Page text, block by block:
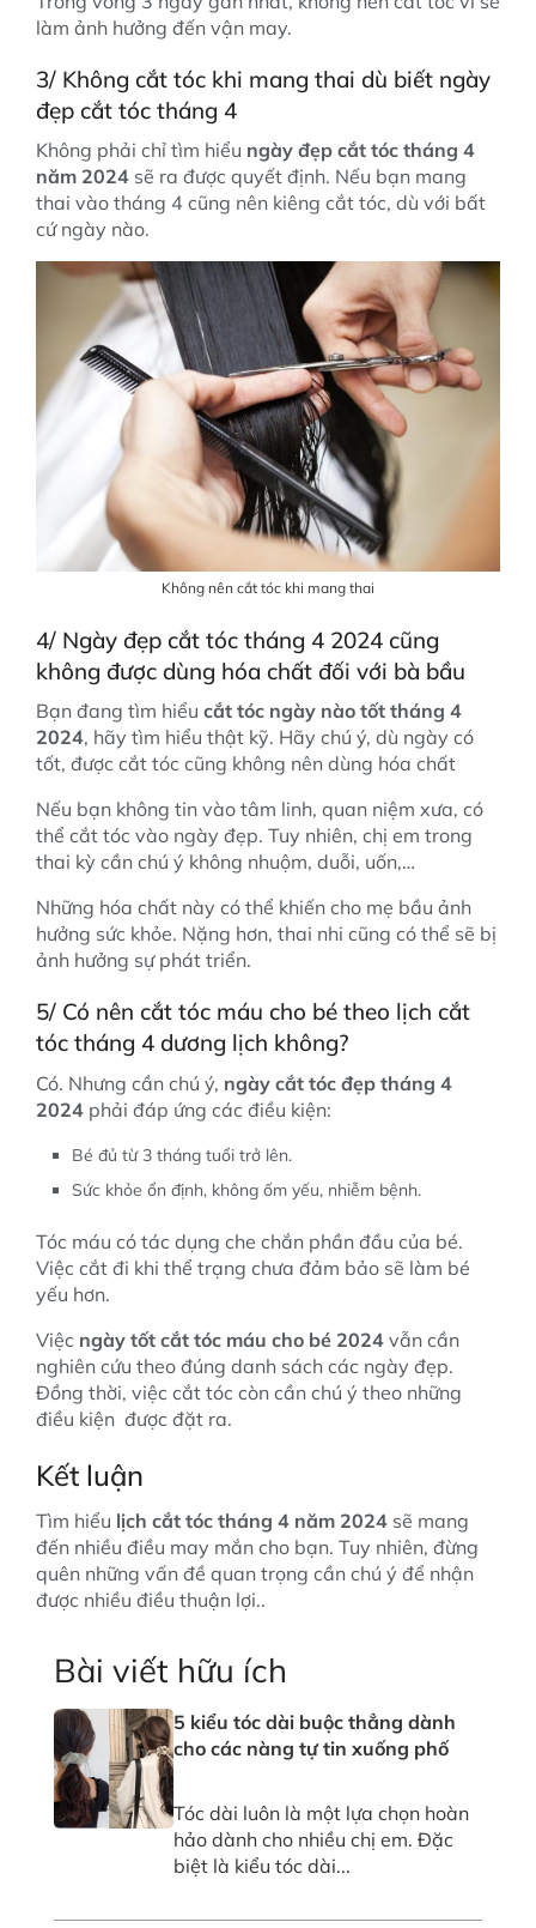
làm ảnh hưởng đến vận may.
3/ Không cắt tóc khi mang thai dù biết ngày
đẹp cắt tóc tháng 4
Không phải chỉ tìm hiểu ngày đẹp cắt tóc tháng 4
năm 2024 sẽ ra được quyết định. Nếu bạn mang
thai vào tháng 4 cũng nên kiêng cắt tóc, dù với bất
cứ ngày nào.
Không nên cắt tóc khi mang thai
4/ Ngày đẹp cắt tóc tháng 4 2024 cũng
không được dùng hóa chất đối với bà bầu
Bạn đang tìm hiểu cắt tóc ngày nào tốt tháng 4
2024, hãy tìm hiểu thật kỹ. Hãy chú ý, dù ngày có
tốt, được cắt tóc cũng không nên dùng hóa chất
Nếu bạn không tin vào tâm linh, quan niệm xưa, có
thể cắt tóc vào ngày đẹp. Tuy nhiên, chị em trong
thai kỳ cần chú ý không nhuộm, duỗi, uốn,…
Những hóa chất này có thể khiến cho mẹ bầu ảnh
hưởng sức khỏe. Nặng hơn, thai nhi cũng có thể sẽ bị
ảnh hưởng sự phát triển.
5/ Có nên cắt tóc máu cho bé theo lịch cắt
tóc tháng 4 dương lịch không?
Có. Nhưng cần chú ý, ngày cắt tóc đẹp tháng 4
2024 phải đáp ứng các điều kiện:
Bé đủ từ 3 tháng tuổi trở lên.
Sức khỏe ổn định, không ốm yếu, nhiễm bệnh.
Tóc máu có tác dụng che chắn phần đầu của bé.
Việc cắt đi khi thể trạng chưa đảm bảo sẽ làm bé
yếu hơn.
Việc ngày tốt cắt tóc máu cho bé 2024 vẫn cần
nghiên cứu theo đúng danh sách các ngày đẹp.
Đồng thời, việc cắt tóc còn cần chú ý theo những
điều kiện được đặt ra.
Kết luận
Tìm hiểu lịch cắt tóc tháng 4 năm 2024 sẽ mang
đến nhiều điều may mắn cho bạn. Tuy nhiên, đừng
quên những vấn đề quan trọng cần chú ý để nhận
được nhiều điều thuận lợi..
Bài viết hữu ích
5 kiểu tóc dài buộc thẳng dành
cho các nàng tự tin xuống phố
Tóc dài luôn là một lựa chọn hoàn
hảo dành cho nhiều chị em. Đặc
biệt là kiểu tóc dài...